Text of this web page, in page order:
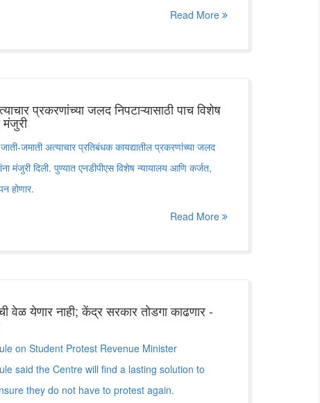
Read More
प्रकरणांच्या जलद निपटाऱ्यासाठी पाच विशेष
मंजुरी
जमाती अत्याचार प्रतिबंधक कायद्यातील प्रकरणांच्या जलद
मंजुरी दिली. पुण्यात एनडीपीएस विशेष न्यायालय आणि कर्जत,
होणार.
Read More
वेळ येणार नाही; केंद्र सरकार तोडगा काढणार -
on Student Protest Revenue Minister
said the Centre will find a lasting solution to
they do not have to protest again.